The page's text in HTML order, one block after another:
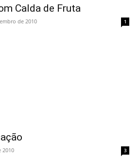
Calda de Fruta
de 2010 1
2010 3